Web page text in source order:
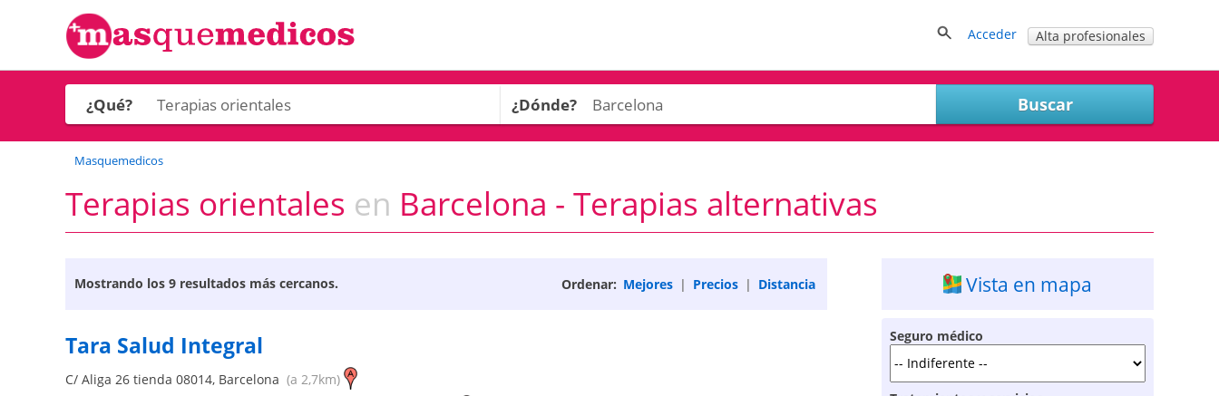
Acceder Alta profesionales
¿Qué? ¿Dónde?
Masquemedicos
Terapias orientales en Barcelona - Terapias alternativas
Ordenar: Mejores | Precios | Distancia
Mostrando los 9 resultados más cercanos.
Tara Salud Integral
C/ Aliga 26 tienda 08014, Barcelona (a 2,7km)
Vista en mapa
Seguro médico